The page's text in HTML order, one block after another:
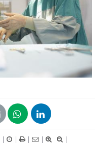
| | | |
|